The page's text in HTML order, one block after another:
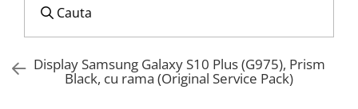
Touchscreen
Cauta
Display Samsung Galaxy S10 Plus (G975), Prism
Black, cu rama (Original Service Pack)